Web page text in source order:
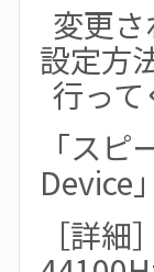
変更
設定方
行っ
「ス
Device
［詳